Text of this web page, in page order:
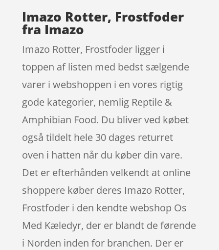
Imazo Rotter, Frostfoder
fra Imazo
Imazo Rotter, Frostfoder ligger i
toppen af listen med bedst sælgende
varer i webshoppen i en vores rigtig
gode kategorier, nemlig Reptile &
Amphibian Food. Du bliver ved købet
også tildelt hele 30 dages returret
oven i hatten når du køber din vare.
Det er efterhånden velkendt at online
shoppere køber deres Imazo Rotter,
Frostfoder i den kendte webshop Os
Med Kæledyr, der er blandt de førende
i Norden inden for branchen. Der er